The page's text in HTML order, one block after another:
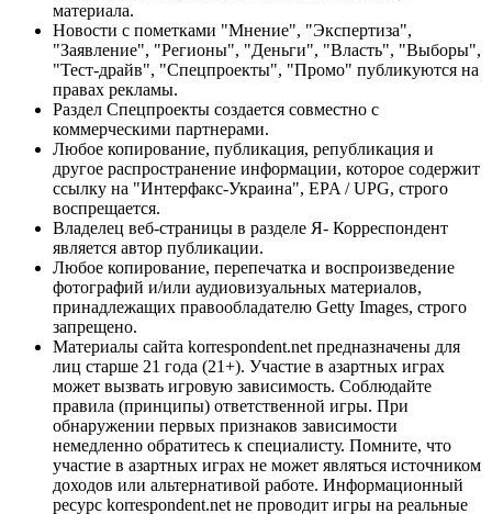
материала.
Новости с пометками "Мнение", "Экспертиза",
"Заявление", "Регионы", "Деньги", "Власть", "Выборы",
"Тест-драйв", "Спецпроекты", "Промо" публикуются на
правах рекламы.
Раздел Спецпроекты создается совместно с
коммерческими партнерами.
Любое копирование, публикация, републикация и
другое распространение информации, которое содержит
ссылку на "Интерфакс-Украина", EPA / UPG, строго
воспрещается.
Владелец веб-страницы в разделе Я- Корреспондент
является автор публикации.
Любое копирование, перепечатка и воспроизведение
фотографий и/или аудиовизуальных материалов,
принадлежащих правообладателю Getty Images, строго
запрещено.
Материалы сайта korrespondent.net предназначены для
лиц старше 21 года (21+). Участие в азартных играх
может вызвать игровую зависимость. Соблюдайте
правила (принципы) ответственной игры. При
обнаружении первых признаков зависимости
немедленно обратитесь к специалисту. Помните, что
участие в азартных играх не может являться источником
доходов или альтернативой работе. Информационный
ресурс korrespondent.net не проводит игры на реальные